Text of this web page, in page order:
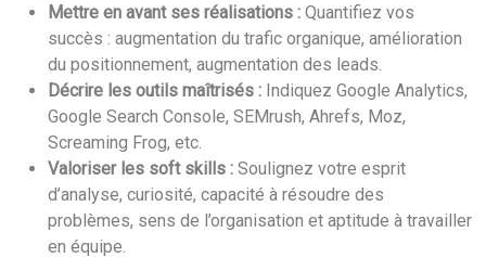
Mettre en avant ses réalisations : Quantifiez vos
succès : augmentation du trafic organique, amélioration
du positionnement, augmentation des leads.
Décrire les outils maîtrisés : Indiquez Google Analytics,
Google Search Console, SEMrush, Ahrefs, Moz,
Screaming Frog, etc.
Valoriser les soft skills : Soulignez votre esprit
d’analyse, curiosité, capacité à résoudre des
problèmes, sens de l’organisation et aptitude à travailler
en équipe.